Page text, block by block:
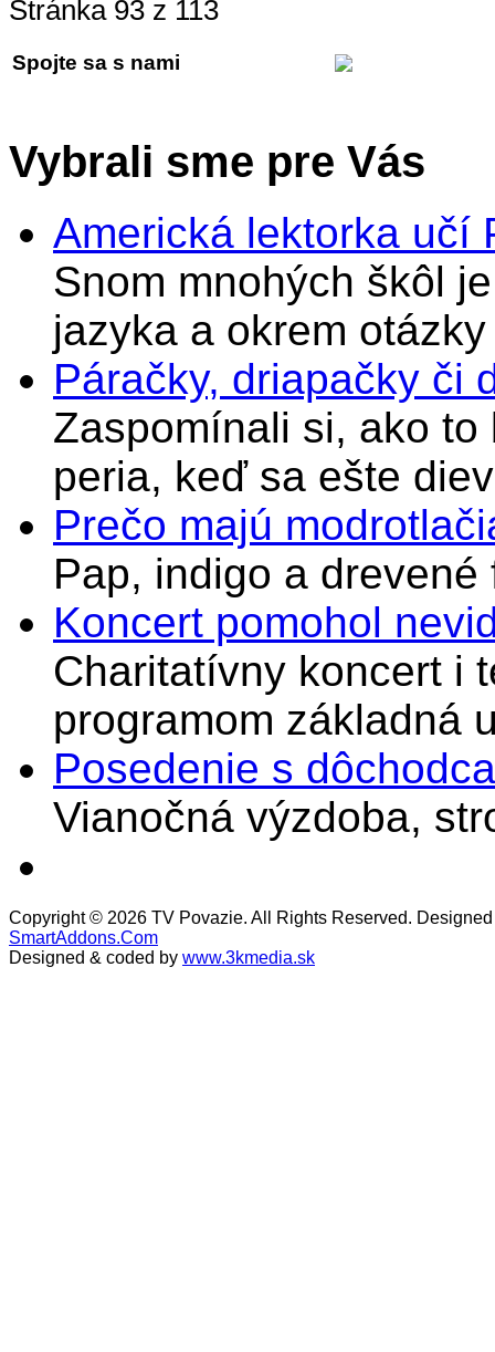
Stránka 93 z 113
Spojte sa s nami
Vybrali sme pre Vás
Americká lektorka učí
Snom mnohých škôl
jazyka a okrem
Páračky, driapačky či
Zaspomínali si, ako
peria, keď sa ešte
Prečo majú
Pap, indigo a drevené
Koncert pomohol
Charitatívny koncert i
programom základná
Posedenie s
Vianočná výzdoba,
Copyright © 2026 TV Povazie. All Rights Reserved.
SmartAddons.Com
Designed & coded by www.3kmedia.sk